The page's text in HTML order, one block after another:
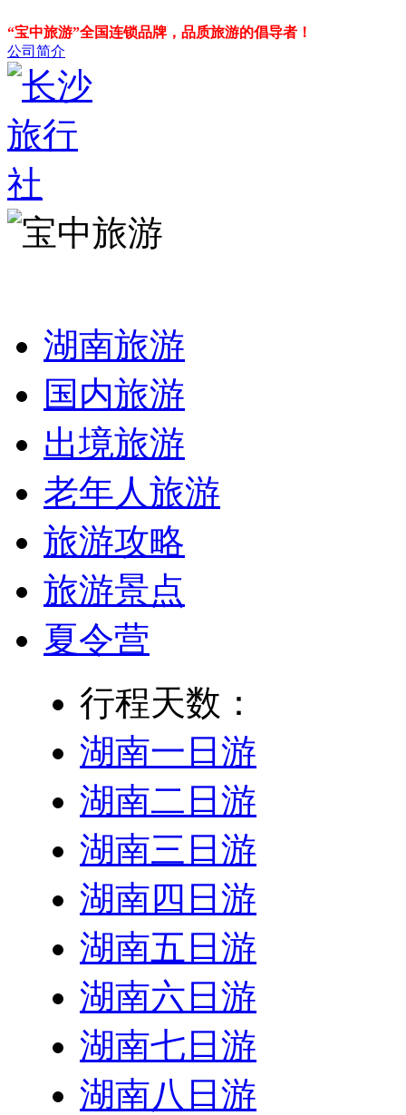
“宝中旅游”全国连锁品牌，品质旅游的倡导者！
公司简介
湖南旅游
国内旅游
出境旅游
老年人旅游
旅游攻略
旅游景点
夏令营
行程天数：
湖南一日游
湖南二日游
湖南三日游
湖南四日游
湖南五日游
湖南六日游
湖南七日游
湖南八日游